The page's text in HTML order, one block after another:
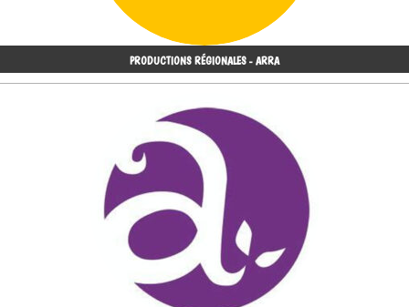
PRODUCTIONS RÉGIONALES - ARRA